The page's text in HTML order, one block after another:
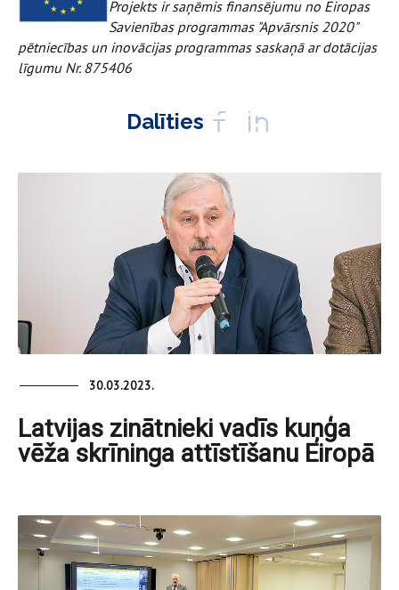
Projekts ir saņēmis finansējumu no Eiropas
Savienības programmas "Apvārsnis 2020"
pētniecības un inovācijas programmas saskaņā ar dotācijas
līgumu Nr. 875406
Dalīties
30.03.2023.
Latvijas zinātnieki vadīs kuņģa
vēža skrīninga attīstīšanu Eiropā